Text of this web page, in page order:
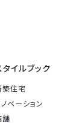
タイルブック
築住宅
ノベーション
舗